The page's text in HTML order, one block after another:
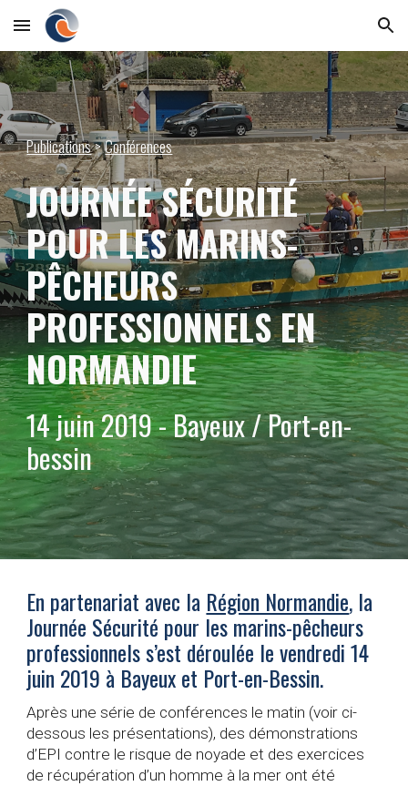
Skip to main content Skip to navigation
Publications > Conférences
JOURNÉE SÉCURITÉ
POUR LES MARINS-
PÊCHEURS
PROFESSIONNELS EN
NORMANDIE
14 juin 2019 - Bayeux / Port-en-
bessin
En partenariat avec la Région Normandie, la
Journée Sécurité pour les marins-pêcheurs
professionnels s’est déroulée le vendredi 14
juin 2019 à Bayeux et Port-en-Bessin.
Après une série de conférences le matin (voir ci-
dessous les présentations), des démonstrations
d’EPI contre le risque de noyade et des exercices
de récupération d’un homme à la mer ont été